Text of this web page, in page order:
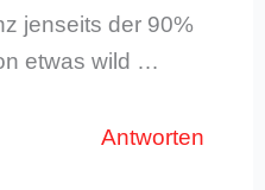
jenseits der 90%
etwas wild …
Antworten